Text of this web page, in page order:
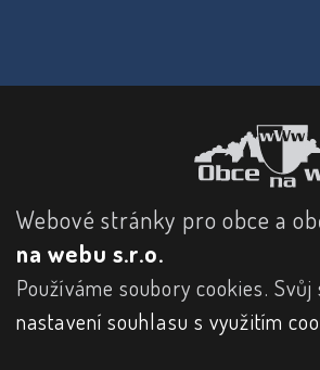
Webové stránky pro obce a
na webu s.r.o.
Používáme soubory cookies.
nastavení souhlasu s využitím